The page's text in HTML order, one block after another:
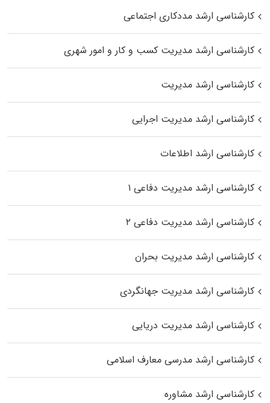
کارشناسی ارشد مددکاری اجتماعی
کارشناسی ارشد مدیریت کسب و کار و امور شهری
کارشناسی ارشد مدیریت
کارشناسی ارشد مدیریت اجرایی
کارشناسی ارشد اطلاعات
کارشناسی ارشد مدیریت دفاعی ۱
کارشناسی ارشد مدیریت دفاعی ۲
کارشناسی ارشد مدیریت بحران
کارشناسی ارشد مدیریت جهانگردی
کارشناسی ارشد مدیریت دریایی
کارشناسی ارشد مدرسی معارف اسلامی
کارشناسی ارشد مشاوره